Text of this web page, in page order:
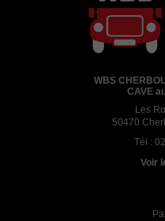
WBS
CAVE
Les
50470
Tél :
Voir